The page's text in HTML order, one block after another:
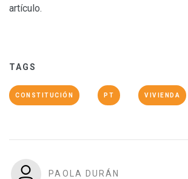
artículo.
TAGS
CONSTITUCIÓN PT VIVIENDA
PAOLA DURÁN